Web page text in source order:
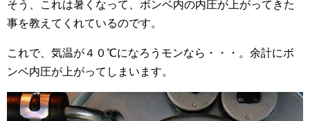
そう、これは暑くなって、ボンベ内の内圧が上がってきた
事を教えてくれているのです。
これで、気温が４０℃になろうモンなら・・・。余計にボ
ンベ内圧が上がってしまいます。